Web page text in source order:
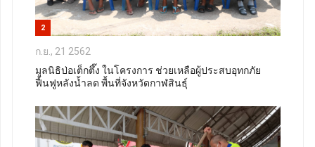
2
ก.ย., 21 2562
มูลนิธิป่อเต็กตึ๊ง ในโครงการ ช่วยเหลือผู้ประสบอุทกภัย
ฟื้นฟูหลังน้ำลด พื้นที่จังหวัดกาฬสินธุ์